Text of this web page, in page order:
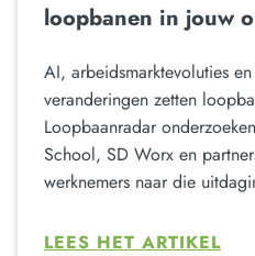
loopbanen in jouw
AI, arbeidsmarktevoluties
veranderingen zetten
Loopbaanradar
School, SD Worx en
werknemers naar die
LEES HET ARTIKEL